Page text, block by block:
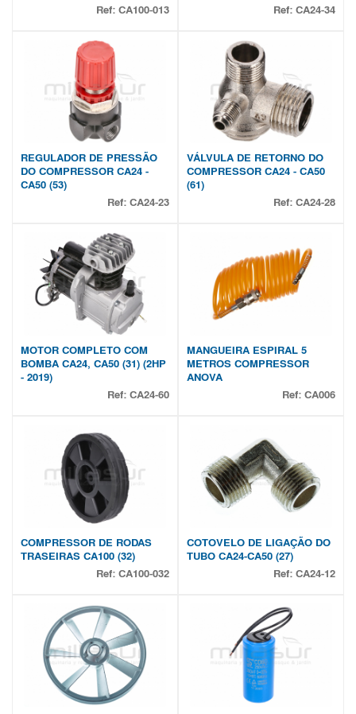
Ref: CA100-013 Ref: CA24-34
REGULADOR DE PRESSÃO
DO COMPRESSOR CA24 -
CA50 (53)
Ref: CA24-23
VÁLVULA DE RETORNO DO
COMPRESSOR CA24 - CA50
(61)
Ref: CA24-28
MOTOR COMPLETO COM
BOMBA CA24, CA50 (31) (2HP
- 2019)
Ref: CA24-60
MANGUEIRA ESPIRAL 5
METROS COMPRESSOR
ANOVA
Ref: CA006
COMPRESSOR DE RODAS
TRASEIRAS CA100 (32)
Ref: CA100-032
COTOVELO DE LIGAÇÃO DO
TUBO CA24-CA50 (27)
Ref: CA24-12